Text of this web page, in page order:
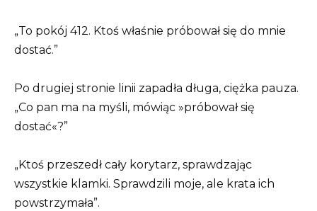
„To pokój 412. Ktoś właśnie próbował się do mnie
dostać.”
Po drugiej stronie linii zapadła długa, ciężka pauza.
„Co pan ma na myśli, mówiąc »próbował się
dostać«?”
„Ktoś przeszedł cały korytarz, sprawdzając
wszystkie klamki. Sprawdzili moje, ale krata ich
powstrzymała”.